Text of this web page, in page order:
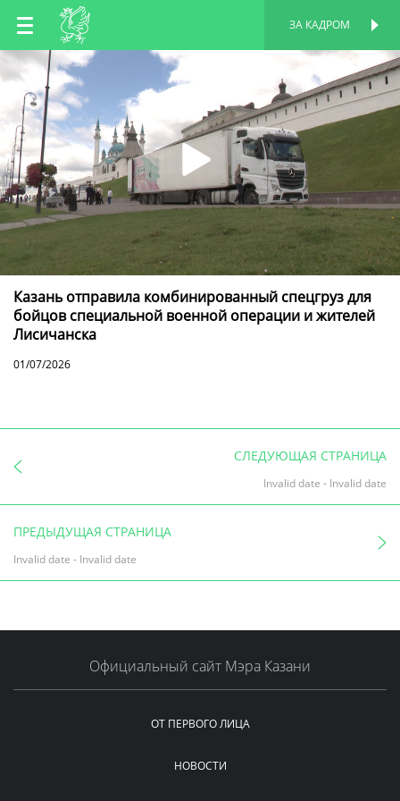
RU
TT
ЗА КАДРОМ
Казань отправила комбинированный спецгруз для
бойцов специальной военной операции и жителей
Лисичанска
01/07/2026
СЛЕДУЮЩАЯ СТРАНИЦА
Invalid date - Invalid date
ПРЕДЫДУЩАЯ СТРАНИЦА
Invalid date - Invalid date
Официальный сайт Мэра Казани
ОТ ПЕРВОГО ЛИЦА
НОВОСТИ
ПЕРСОНАЛЬНАЯ
СТРАНИЦА